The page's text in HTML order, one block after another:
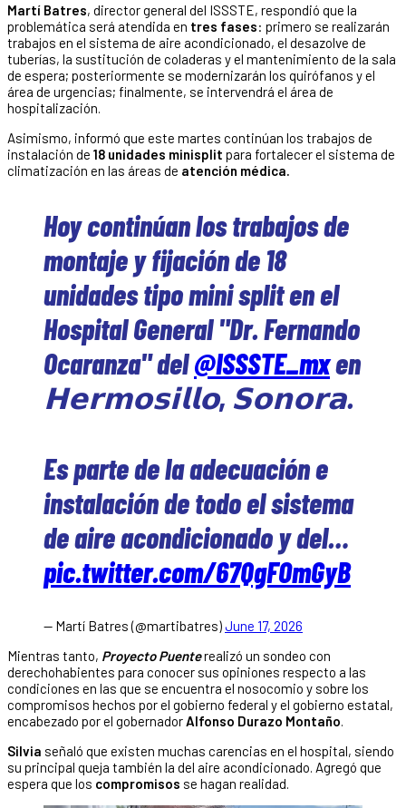
Martí Batres, director general del ISSSTE, respondió que la
problemática será atendida en tres fases: primero se realizarán
trabajos en el sistema de aire acondicionado, el desazolve de
tuberías, la sustitución de coladeras y el mantenimiento de la sala
de espera; posteriormente se modernizarán los quirófanos y el
área de urgencias; finalmente, se intervendrá el área de
hospitalización.
Asimismo, informó que este martes continúan los trabajos de
instalación de 18 unidades minisplit para fortalecer el sistema de
climatización en las áreas de atención médica.
Hoy continúan los trabajos de
montaje y fijación de 18
unidades tipo mini split en el
Hospital General "Dr. Fernando
Ocaranza" del@ISSSTE_mxen
𝗛𝗲𝗿𝗺𝗼𝘀𝗶𝗹𝗹𝗼, 𝗦𝗼𝗻𝗼𝗿𝗮.
Es parte de la adecuación e
instalación de todo el sistema
de aire acondicionado y del…
pic.twitter.com/67QgFOmGyB
— Martí Batres (@martibatres)June 17, 2026
Mientras tanto, Proyecto Puenterealizó un sondeo con
derechohabientes para conocer sus opiniones respecto a las
condiciones en las que se encuentra el nosocomio y sobre los
compromisos hechos por el gobierno federal y el gobierno estatal,
encabezado por el gobernadorAlfonso Durazo Montaño.
Silvia señaló que existen muchas carencias en el hospital, siendo
su principal queja también la del aire acondicionado. Agregó que
espera que los compromisos se hagan realidad.